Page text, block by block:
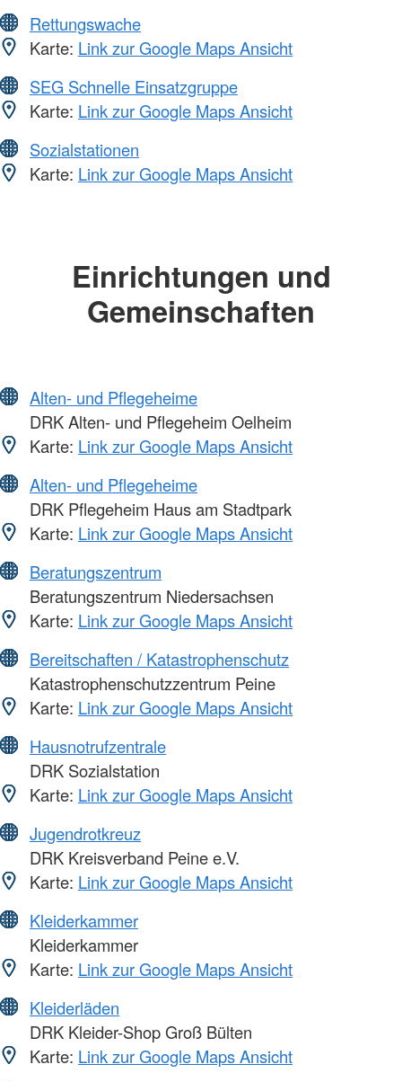
Rettungswache
Karte: Link zur Google Maps Ansicht
SEG Schnelle Einsatzgruppe
Karte: Link zur Google Maps Ansicht
Sozialstationen
Karte: Link zur Google Maps Ansicht
Einrichtungen und
Gemeinschaften
Alten- und Pflegeheime
DRK Alten- und Pflegeheim Oelheim
Karte: Link zur Google Maps Ansicht
Alten- und Pflegeheime
DRK Pflegeheim Haus am Stadtpark
Karte: Link zur Google Maps Ansicht
Beratungszentrum
Beratungszentrum Niedersachsen
Karte: Link zur Google Maps Ansicht
Bereitschaften / Katastrophenschutz
Katastrophenschutzzentrum Peine
Karte: Link zur Google Maps Ansicht
Hausnotrufzentrale
DRK Sozialstation
Karte: Link zur Google Maps Ansicht
Jugendrotkreuz
DRK Kreisverband Peine e.V.
Karte: Link zur Google Maps Ansicht
Kleiderkammer
Kleiderkammer
Karte: Link zur Google Maps Ansicht
Kleiderläden
DRK Kleider-Shop Groß Bülten
Karte: Link zur Google Maps Ansicht